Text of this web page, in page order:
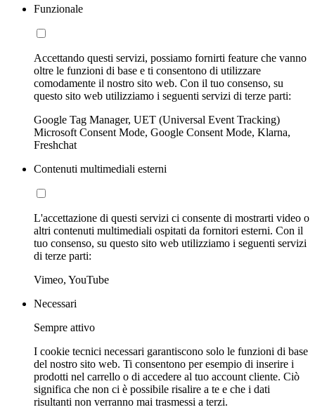
Funzionale
Accettando questi servizi, possiamo fornirti feature che vanno
oltre le funzioni di base e ti consentono di utilizzare
comodamente il nostro sito web. Con il tuo consenso, su
questo sito web utilizziamo i seguenti servizi di terze parti:
Google Tag Manager, UET (Universal Event Tracking)
Microsoft Consent Mode, Google Consent Mode, Klarna,
Freshchat
Contenuti multimediali esterni
L'accettazione di questi servizi ci consente di mostrarti video o
altri contenuti multimediali ospitati da fornitori esterni. Con il
tuo consenso, su questo sito web utilizziamo i seguenti servizi
di terze parti:
Vimeo, YouTube
Necessari
Sempre attivo
I cookie tecnici necessari garantiscono solo le funzioni di base
del nostro sito web. Ti consentono per esempio di inserire i
prodotti nel carrello o di accedere al tuo account cliente. Ciò
significa che non ci è possibile risalire a te e che i dati
risultanti non verranno mai trasmessi a terzi.